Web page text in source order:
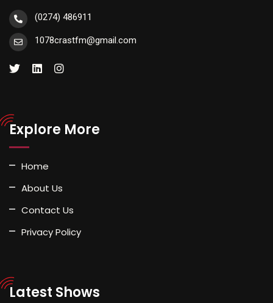
(0274) 486911
1078crastfm@gmail.com
Explore More
Home
About Us
Contact Us
Privacy Policy
Latest Shows